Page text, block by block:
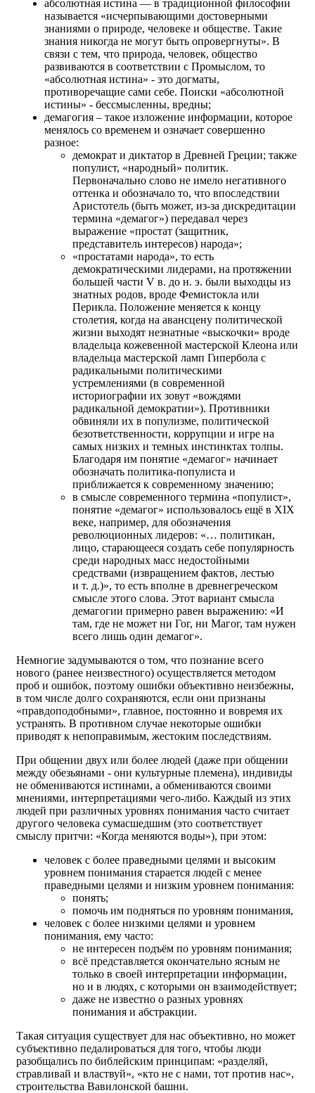
абсолютная истина — в традиционной философии
называется «исчерпывающими достоверными
знаниями о природе, человеке и обществе. Такие
знания никогда не могут быть опровергнуты». В
связи с тем, что природа, человек, общество
развиваются в соответствии с Промыслом, то
«абсолютная истина» - это догматы,
противоречащие сами себе. Поиски «абсолютной
истины» - бессмысленны, вредны;
демагогия – такое изложение информации, которое
менялось со временем и означает совершенно
разное:
демократ и диктатор в Древней Греции; также
популист, «народный» политик.
Первоначально слово не имело негативного
оттенка и обозначало то, что впоследствии
Аристотель (быть может, из-за дискредитации
термина «демагог») передавал через
выражение «простат (защитник,
представитель интересов) народа»;
«простатами народа», то есть
демократическими лидерами, на протяжении
большей части V в. до н. э. были выходцы из
знатных родов, вроде Фемистокла или
Перикла. Положение меняется к концу
столетия, когда на авансцену политической
жизни выходят незнатные «выскочки» вроде
владельца кожевенной мастерской Клеона или
владельца мастерской ламп Гипербола с
радикальными политическими
устремлениями (в современной
историографии их зовут «вождями
радикальной демократии»). Противники
обвиняли их в популизме, политической
безответственности, коррупции и игре на
самых низких и темных инстинктах толпы.
Благодаря им понятие «демагог» начинает
обозначать политика-популиста и
приближается к современному значению;
в смысле современного термина «популист»,
понятие «демагог» использовалось ещё в XIX
веке, например, для обозначения
революционных лидеров: «… политикан,
лицо, старающееся создать себе популярность
среди народных масс недостойными
средствами (извращением фактов, лестью
и т. д.)», то есть вполне в древнегреческом
смысле этого слова. Этот вариант смысла
демагогии примерно равен выражению: «И
там, где не может ни Гог, ни Магог, там нужен
всего лишь один демагог».
Немногие задумываются о том, что познание всего
нового (ранее неизвестного) осуществляется методом
проб и ошибок, поэтому ошибки объективно неизбежны,
в том числе долго сохраняются, если они признаны
«правдоподобными», главное, постоянно и вовремя их
устранять. В противном случае некоторые ошибки
приводят к непоправимым, жестоким последствиям.
При общении двух или более людей (даже при общении
между обезьянами - они культурные племена), индивиды
не обмениваются истинами, а обмениваются своими
мнениями, интерпретациями чего-либо. Каждый из этих
людей при различных уровнях понимания часто считает
другого человека сумасшедшим (это соответствует
смыслу притчи: «Когда меняются воды»), при этом:
человек с более праведными целями и высоким
уровнем понимания старается людей с менее
праведными целями и низким уровнем понимания:
понять;
помочь им подняться по уровням понимания,
человек с более низкими целями и уровнем
понимания, ему часто:
не интересен подъём по уровням понимания;
всё представляется окончательно ясным не
только в своей интерпретации информации,
но и в людях, с которыми он взаимодействует;
даже не известно о разных уровнях
понимания и абстракции.
Такая ситуация существует для нас объективно, но может
субъективно педалироваться для того, чтобы люди
разобщались по библейским принципам: «разделяй,
стравливай и властвуй», «кто не с нами, тот против нас»,
строительства Вавилонской башни.